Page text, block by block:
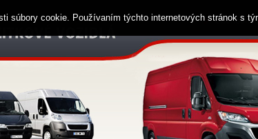
Obchodné
súbory cookie. Používaním týchto internetových stránok s